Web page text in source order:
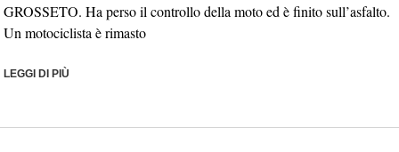
GROSSETO. Ha perso il controllo della moto ed è finito sull’asfalto.
Un motociclista è rimasto
LEGGI DI PIÙ